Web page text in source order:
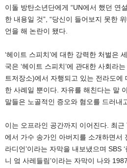
이돌 방탄소년단에게 “UN에서 했던 연
한 내용일 것”, “당신이 들어보지 못한
언을 해 논란이 됐다.
‘헤이트 스피치’에 대한 강력한 처벌은
국은 ‘헤이트 스피치’에 관대한 사회라
트저장소)에서 자행되고 있는 전라도에
한 사례일 뿐이다. 자유를 해친다는 말
말들은 노골적인 증오와 혐오를 드러내
이는 오프라인 공간까지 이어진다. 최근
에서 가수 송가인 아버지를 소개하면서
라디언’이라는 자막을 내보냈으며 SBS
니 엌 사레들림’이라는 자막이 나와